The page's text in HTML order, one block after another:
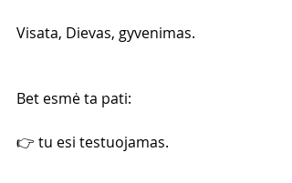
Visata, Dievas, gyvenimas.
Bet esmė ta pati:
👉 tu esi testuojamas.